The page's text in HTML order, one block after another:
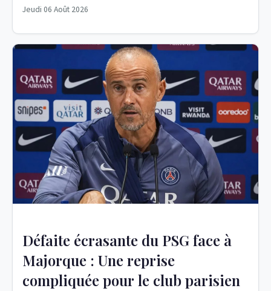
Jeudi 06 Août 2026
Défaite écrasante du PSG face à
Majorque : Une reprise
compliquée pour le club parisien